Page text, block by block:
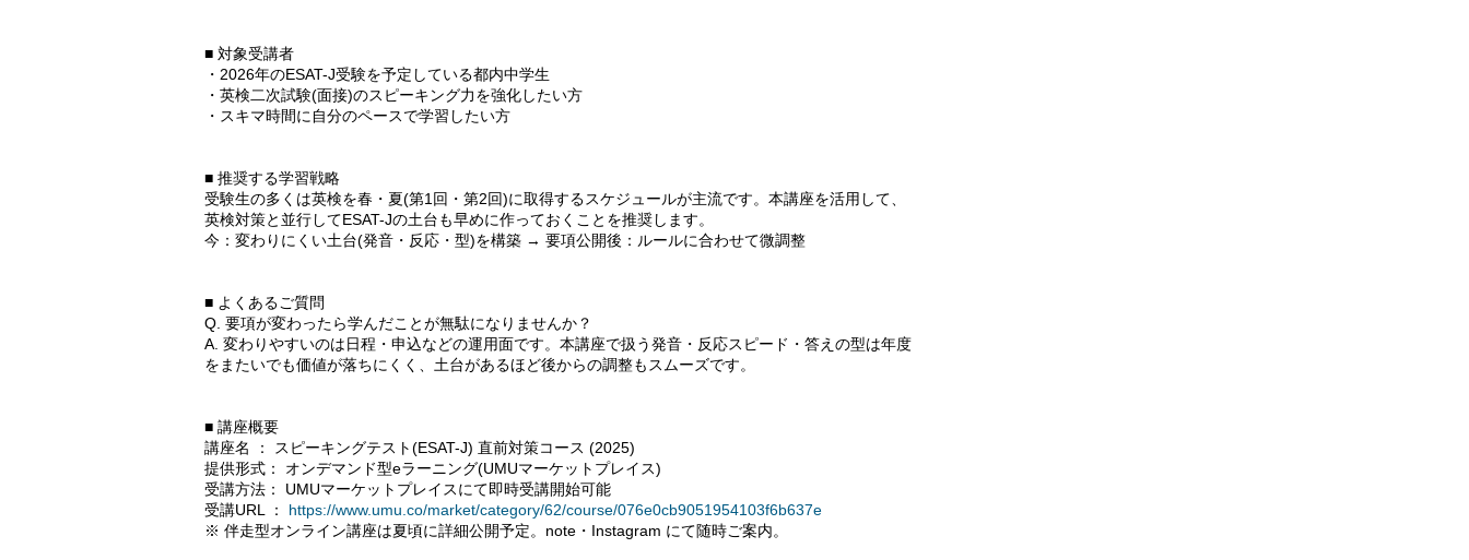
■ 対象受講者
・2026年のESAT-J受験を予定している都内中学生
・英検二次試験(面接)のスピーキング力を強化したい方
・スキマ時間に自分のペースで学習したい方
■ 推奨する学習戦略
受験生の多くは英検を春・夏(第1回・第2回)に取得するスケジュールが主流です。本講座を活用して、
英検対策と並行してESAT-Jの土台も早めに作っておくことを推奨します。
今：変わりにくい土台(発音・反応・型)を構築 → 要項公開後：ルールに合わせて微調整
■ よくあるご質問
Q. 要項が変わったら学んだことが無駄になりませんか？
A. 変わりやすいのは日程・申込などの運用面です。本講座で扱う発音・反応スピード・答えの型は年度
をまたいでも価値が落ちにくく、土台があるほど後からの調整もスムーズです。
■ 講座概要
講座名 ： スピーキングテスト(ESAT-J) 直前対策コース (2025)
提供形式： オンデマンド型eラーニング(UMUマーケットプレイス)
受講方法： UMUマーケットプレイスにて即時受講開始可能
受講URL ： https://www.umu.co/market/category/62/course/076e0cb9051954103f6b637e
※ 伴走型オンライン講座は夏頃に詳細公開予定。note・Instagram にて随時ご案内。